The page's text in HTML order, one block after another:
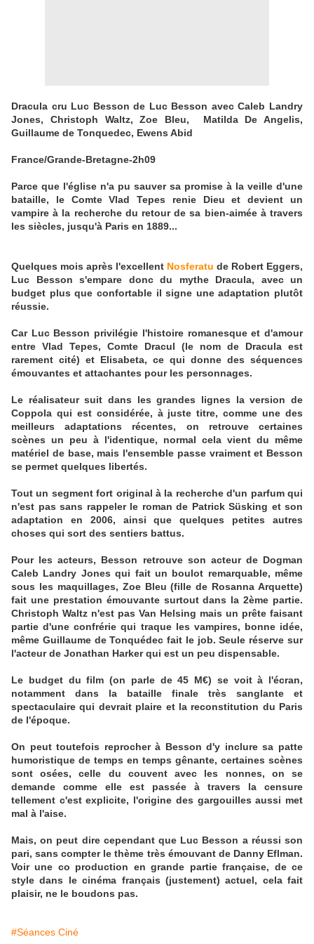
Dracula cru Luc Besson de Luc Besson avec Caleb Landry
Jones, Christoph Waltz, Zoe Bleu, Matilda De Angelis,
Guillaume de Tonquedec, Ewens Abid
France/Grande-Bretagne-2h09
Parce que l'église n'a pu sauver sa promise à la veille d'une
bataille, le Comte Vlad Tepes renie Dieu et devient un
vampire à la recherche du retour de sa bien-aimée à travers
les siècles, jusqu'à Paris en 1889...
Quelques mois après l'excellent Nosferatu de Robert Eggers,
Luc Besson s'empare donc du mythe Dracula, avec un
budget plus que confortable il signe une adaptation plutôt
réussie.
Car Luc Besson privilégie l'histoire romanesque et d'amour
entre Vlad Tepes, Comte Dracul (le nom de Dracula est
rarement cité) et Elisabeta, ce qui donne des séquences
émouvantes et attachantes pour les personnages.
Le réalisateur suit dans les grandes lignes la version de
Coppola qui est considérée, à juste titre, comme une des
meilleurs adaptations récentes, on retrouve certaines
scènes un peu à l'identique, normal cela vient du même
matériel de base, mais l'ensemble passe vraiment et Besson
se permet quelques libertés.
Tout un segment fort original à la recherche d'un parfum qui
n'est pas sans rappeler le roman de Patrick Süsking et son
adaptation en 2006, ainsi que quelques petites autres
choses qui sort des sentiers battus.
Pour les acteurs, Besson retrouve son acteur de Dogman
Caleb Landry Jones qui fait un boulot remarquable, même
sous les maquillages, Zoe Bleu (fille de Rosanna Arquette)
fait une prestation émouvante surtout dans la 2ème partie.
Christoph Waltz n'est pas Van Helsing mais un prête faisant
partie d'une confrérie qui traque les vampires, bonne idée,
même Guillaume de Tonquédec fait le job. Seule réserve sur
l'acteur de Jonathan Harker qui est un peu dispensable.
Le budget du film (on parle de 45 M€) se voit à l'écran,
notamment dans la bataille finale très sanglante et
spectaculaire qui devrait plaire et la reconstitution du Paris
de l'époque.
On peut toutefois reprocher à Besson d'y inclure sa patte
humoristique de temps en temps gênante, certaines scènes
sont osées, celle du couvent avec les nonnes, on se
demande comme elle est passée à travers la censure
tellement c'est explicite, l'origine des gargouilles aussi met
mal à l'aise.
Mais, on peut dire cependant que Luc Besson a réussi son
pari, sans compter le thème très émouvant de Danny Eflman.
Voir une co production en grande partie française, de ce
style dans le cinéma français (justement) actuel, cela fait
plaisir, ne le boudons pas.
#Séances Ciné